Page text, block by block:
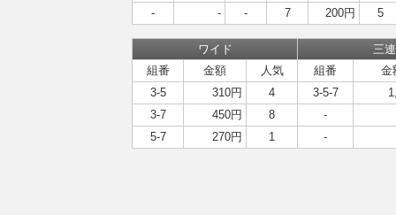
-
- - 7 200円 5
ワイド
三
組番
金額 人気 組番
金
3-5
310円 4 3-5-7
3-7
450円 8
-
5-7
270円 1 -